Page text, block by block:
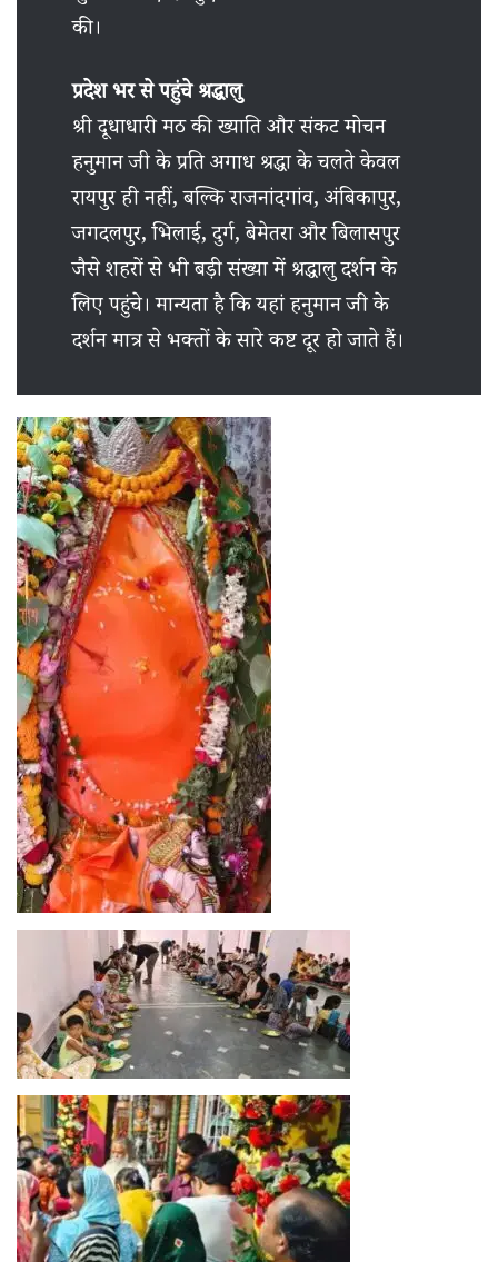
की।
प्रदेश भर से पहुंचे श्रद्धालु
श्री दूधाधारी मठ की ख्याति और संकट मोचन
हनुमान जी के प्रति अगाध श्रद्धा के चलते केवल
रायपुर ही नहीं, बल्कि राजनांदगांव, अंबिकापुर,
जगदलपुर, भिलाई, दुर्ग, बेमेतरा और बिलासपुर
जैसे शहरों से भी बड़ी संख्या में श्रद्धालु दर्शन के
लिए पहुंचे। मान्यता है कि यहां हनुमान जी के
दर्शन मात्र से भक्तों के सारे कष्ट दूर हो जाते हैं।